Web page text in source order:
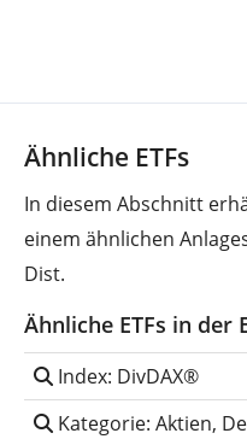
Ähnliche ETFs
In diesem Abschnitt
einem ähnlichen
Dist.
Ähnliche ETFs in der
Index: DivDAX®
Kategorie: Aktien,